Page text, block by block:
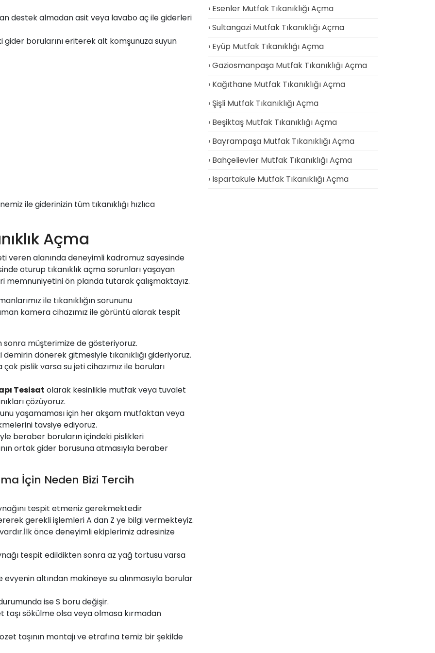
destek almadan asit veya lavabo aç ile giderleri
borularını eriterek alt komşunuza suyun
ile giderinizin tüm tıkanıklığı hızlıca
Açma
veren alanında deneyimli kadromuz sayesinde
oturup tıkanıklık açma sorunları yaşayan
ön planda tutarak çalışmaktayız.
ile tıkanıklığın sorununu
kamera cihazımız ile görüntü alarak tespit
sonra müşterimize de gösteriyoruz.
dönerek gitmesiyle tıkanıklığı gideriyoruz.
pislik varsa su jeti cihazımız ile boruları
Tesisat olarak kesinlikle mutfak veya tuvalet
çözüyoruz.
yaşamaması için her akşam mutfaktan veya
tavsiye ediyoruz.
beraber boruların içindeki pislikleri
ortak gider borusuna atmasıyla beraber
İçin Neden Bizi Tercih
tespit etmeniz gerekmektedir
gerekli işlemleri A dan Z ye bilgi vermekteyiz.
önce deneyimli ekiplerimiz adresinize
tespit edildikten sonra az yağ tortusu varsa
evyenin altından makineye su alınmasıyla borular
ise S boru değişir.
taşı sökülme olsa veya olmasa kırmadan
taşının montajı ve etrafına temiz bir şekilde
Esenler Mutfak Tıkanıklığı Açma
Sultangazi Mutfak Tıkanıklığı Açma
Eyüp Mutfak Tıkanıklığı Açma
Gaziosmanpaşa Mutfak Tıkanıklığı Açma
Kağıthane Mutfak Tıkanıklığı Açma
Şişli Mutfak Tıkanıklığı Açma
Beşiktaş Mutfak Tıkanıklığı Açma
Bayrampaşa Mutfak Tıkanıklığı Açma
Bahçelievler Mutfak Tıkanıklığı Açma
Ispartakule Mutfak Tıkanıklığı Açma